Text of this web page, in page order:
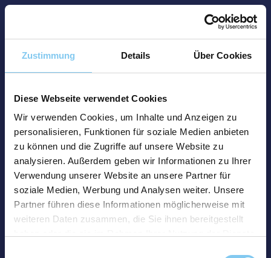
Zustimmung Details Über Cookies
Diese Webseite verwendet Cookies
Wir verwenden Cookies, um Inhalte und Anzeigen zu
personalisieren, Funktionen für soziale Medien anbieten
zu können und die Zugriffe auf unsere Website zu
analysieren. Außerdem geben wir Informationen zu Ihrer
Verwendung unserer Website an unsere Partner für
soziale Medien, Werbung und Analysen weiter. Unsere
Partner führen diese Informationen möglicherweise mit
weiteren Daten zusammen, die Sie ihnen bereitgestellt